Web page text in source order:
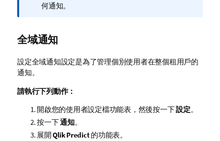
訊
何通知。
全域通知
設定全域通知設定是為了管理個別使用者在整個租用戶的
通知。
請執行下列動作：
開啟您的使用者設定檔功能表，然後按一下設定。
按一下通知。
展開Qlik Predict的功能表。